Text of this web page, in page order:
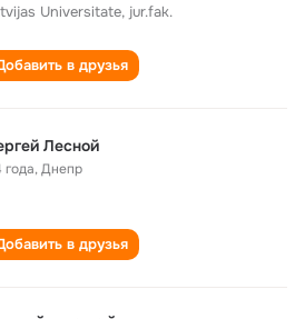
Universitate, jur.fak.
в друзья
Лесной
года,Днепр
в друзья